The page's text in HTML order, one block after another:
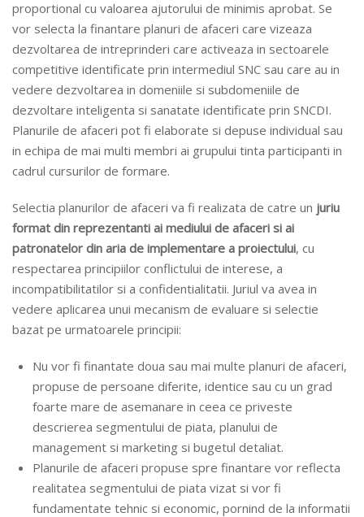
proportional cu valoarea ajutorului de minimis aprobat. Se
vor selecta la finantare planuri de afaceri care vizeaza
dezvoltarea de intreprinderi care activeaza in sectoarele
competitive identificate prin intermediul SNC sau care au in
vedere dezvoltarea in domeniile si subdomeniile de
dezvoltare inteligenta si sanatate identificate prin SNCDI.
Planurile de afaceri pot fi elaborate si depuse individual sau
in echipa de mai multi membri ai grupului tinta participanti in
cadrul cursurilor de formare.
Selectia planurilor de afaceri va fi realizata de catre un juriu
format din reprezentanti ai mediului de afaceri si ai
patronatelor din aria de implementare a proiectului, cu
respectarea principiilor conflictului de interese, a
incompatibilitatilor si a confidentialitatii. Juriul va avea in
vedere aplicarea unui mecanism de evaluare si selectie
bazat pe urmatoarele principii:
Nu vor fi finantate doua sau mai multe planuri de afaceri,
propuse de persoane diferite, identice sau cu un grad
foarte mare de asemanare in ceea ce priveste
descrierea segmentului de piata, planului de
management si marketing si bugetul detaliat.
Planurile de afaceri propuse spre finantare vor reflecta
realitatea segmentului de piata vizat si vor fi
fundamentate tehnic si economic, pornind de la informatii